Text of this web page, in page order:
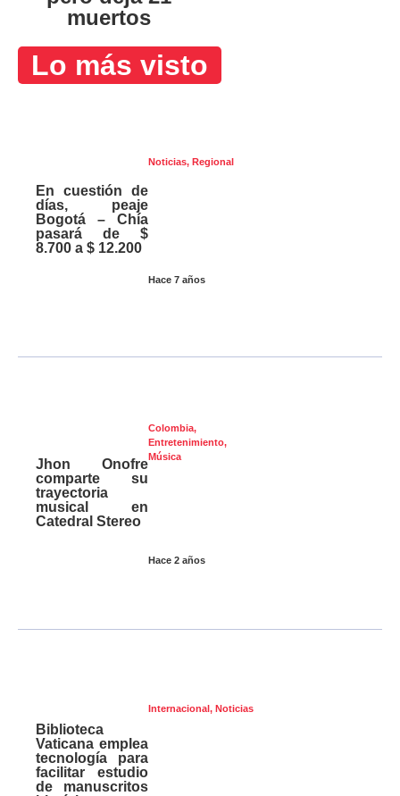
muertos
Lo más visto
Noticias, Regional
Hace 7 años
En cuestión de
días, peaje
Bogotá – Chía
pasará de $
8.700 a $ 12.200
Colombia,
Entretenimiento,
Música
Hace 2 años
Jhon Onofre
comparte su
trayectoria
musical en
Catedral Stereo
Internacional, Noticias
Biblioteca
Vaticana emplea
tecnología para
facilitar estudio
de manuscritos